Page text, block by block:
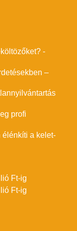
-
–
profi
élénkíti a kelet-
Ft-ig
Ft-ig